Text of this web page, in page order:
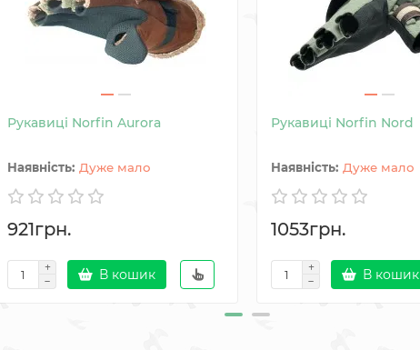
Рукавиці Norfin Aurora
Дуже мало
921грн.
В кошик
Рукавиці Norfin Nord
Дуже мало
1053грн.
В кошик